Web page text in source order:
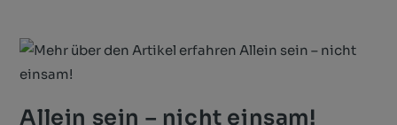
Allein sein – nicht einsam!